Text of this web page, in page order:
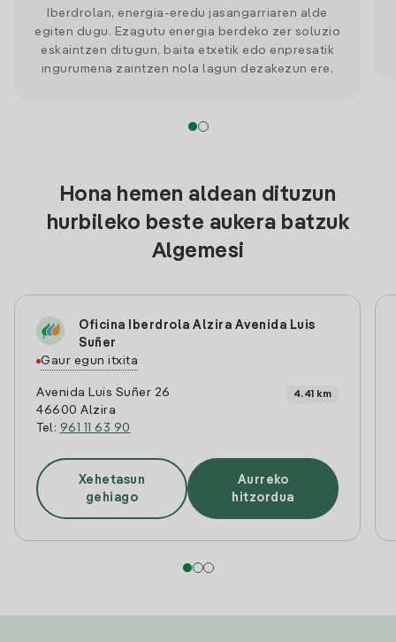
Iberdrolan, energia-eredu jasangarriaren alde
egiten dugu. Ezagutu energia berdeko zer soluzio
eskaintzen ditugun, baita etxetik edo enpresatik
ingurumena zaintzen nola lagun dezakezun ere.
Hona hemen aldean dituzun
hurbileko beste aukera batzuk
Algemesi
Oficina Iberdrola Alzira Avenida Luis
Suñer
Gaur egun itxita
Avenida Luis Suñer 26
46600 Alzira
Tel: 961 11 63 90
4.41 km
Xehetasun
gehiago
Aurreko
hitzordua